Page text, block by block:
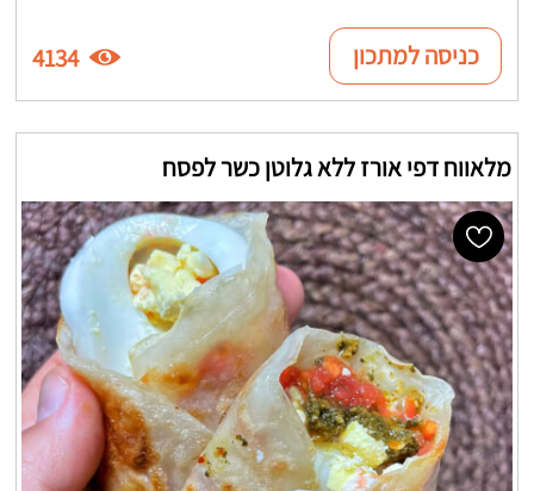
כניסה למתכון 4134
מלאווח דפי אורז ללא גלוטן כשר לפסח